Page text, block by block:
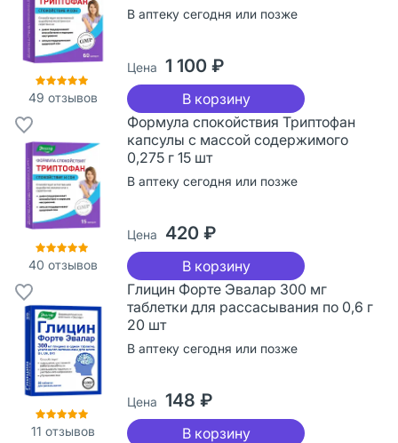
49 отзывов
В аптеку сегодня или позже
Цена 1 100 ₽
В корзину
40 отзывов
Формула спокойствия Триптофан
капсулы с массой содержимого
0,275 г 15 шт
В аптеку сегодня или позже
Цена 420 ₽
В корзину
11 отзывов
Глицин Форте Эвалар 300 мг
таблетки для рассасывания по 0,6 г
20 шт
В аптеку сегодня или позже
Цена 148 ₽
В корзину